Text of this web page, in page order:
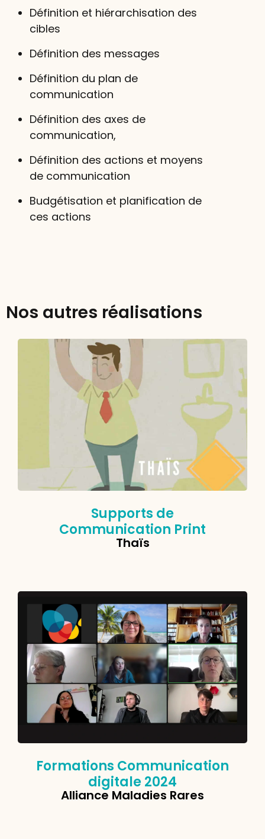
Définition et hiérarchisation des
cibles
Définition des messages
Définition du plan de
communication
Définition des axes de
communication,
Définition des actions et moyens
de communication
Budgétisation et planification de
ces actions
Nos autres réalisations
Supports de
Communication Print
Thaïs
Formations Communication
digitale 2024
Alliance Maladies Rares